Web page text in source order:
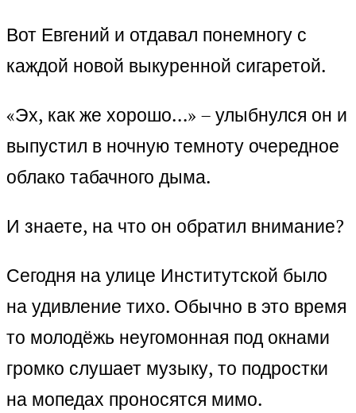
Вот Евгений и отдавал понемногу с
каждой новой выкуренной сигаретой.
«Эх, как же хорошо…» – улыбнулся он и
выпустил в ночную темноту очередное
облако табачного дыма.
И знаете, на что он обратил внимание?
Сегодня на улице Институтской было
на удивление тихо. Обычно в это время
то молодёжь неугомонная под окнами
громко слушает музыку, то подростки
на мопедах проносятся мимо.